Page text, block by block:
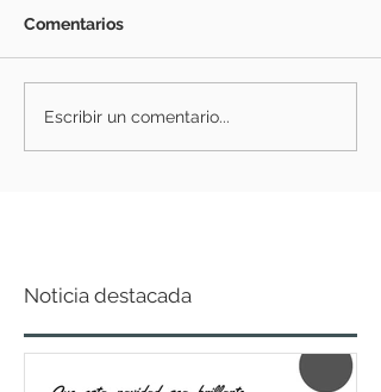
Comentarios
Escribir un comentario...
Noticia destacada